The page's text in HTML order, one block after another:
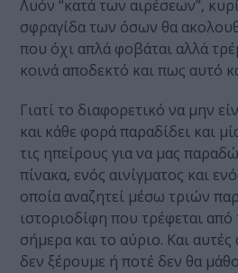
Λυόν “κατά των αιρέσεων”,
σφραγίδα των όσων θα
που όχι απλά φοβάται αλλά
κοινά αποδεκτό και πως αυτό
Γιατί το διαφορετικό να μην
και κάθε φορά παραδίδει και
τις ηπείρους για να μας
πίνακα, ενός αινίγματος και
οποία αναζητεί μέσω τριών
ιστοριοδίφη που τρέφεται από
σήμερα και το αύριο. Και
δεν ξέρουμε ή ποτέ δεν θα